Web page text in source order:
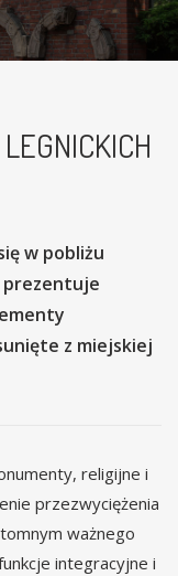
w pobliżu
prezentuje
z miejskiej
religijne i
przezwyciężenia
ważnego
integracyjne i